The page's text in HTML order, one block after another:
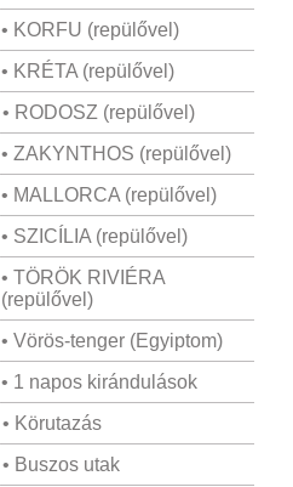
• KORFU (repülővel)
• KRÉTA (repülővel)
• RODOSZ (repülővel)
• ZAKYNTHOS (repülővel)
• MALLORCA (repülővel)
• SZICÍLIA (repülővel)
• TÖRÖK RIVIÉRA
(repülővel)
• Vörös-tenger (Egyiptom)
• 1 napos kirándulások
• Körutazás
• Buszos utak